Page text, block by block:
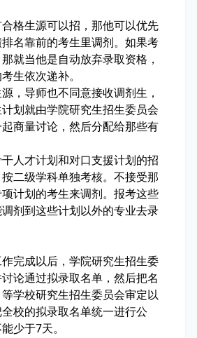
格生源可以招，那他可以优先
名靠前的考生里调剂。如果考
就当他是自动放弃录取资格，
生依次递补。
，导师也不同意接收调剂生，
划就由学院研究生招生委员会
商量讨论，然后分配给那些有
人才计划和对口支援计划的招
二级学科单独考核。不接受那
计划的考生来调剂。报考这些
剂到这些计划以外的专业去录
作完成以后，学院研究生招生委
论通过拟录取名单，然后把名
学校研究生招生委员会审定以
校的拟录取名单统一进行公
少于7天。